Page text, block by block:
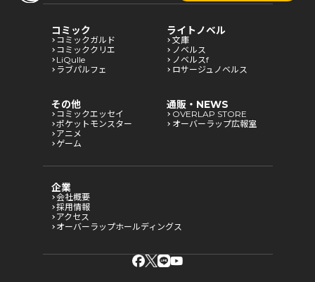
コミック
コミックガルド
コミッククリエ
LiQulle
ラブパルフェ
ライトノベル
文庫
ノベルス
ノベルスf
ロサージュノベルス
その他
コミックエッセイ
ポケットモンスター
アニメ
ゲーム
通販・NEWS
OVERLAP STORE
オーバーラップ広報室
企業
会社概要
採用情報
アクセス
オーバーラップホールディングス